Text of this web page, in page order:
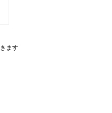
ます